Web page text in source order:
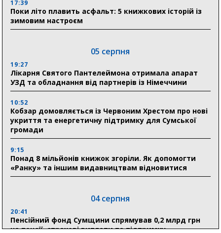
17:39
Поки літо плавить асфальт: 5 книжкових історій із
зимовим настроєм
05 серпня
19:27
Лікарня Святого Пантелеймона отримала апарат
УЗД та обладнання від партнерів із Німеччини
10:52
Кобзар домовляється із Червоним Хрестом про нові
укриття та енергетичну підтримку для Сумської
громади
9:15
Понад 8 мільйонів книжок згоріли. Як допомогти
«Ранку» та іншим видавництвам відновитися
04 серпня
20:41
Пенсійний фонд Сумщини спрямував 0,2 млрд грн
на пенсії, страхові виплати та підтримку